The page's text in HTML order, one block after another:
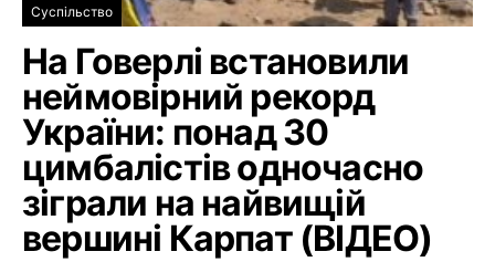
Суспільство
На Говерлі встановили
неймовірний рекорд
України: понад 30
цимбалістів одночасно
зіграли на найвищій
вершині Карпат (ВІДЕО)